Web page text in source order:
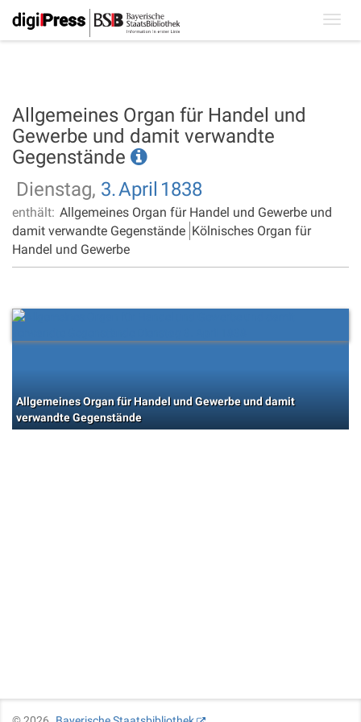
Allgemeines Organ für Handel und
Gewerbe und damit verwandte
Gegenstände
Dienstag, 3.April 1838
enthält: Allgemeines Organ für Handel und Gewerbe und
damit verwandte Gegenstände Kölnisches Organ für
Handel und Gewerbe
Allgemeines Organ für Handel und Gewerbe und damit
verwandte Gegenstände